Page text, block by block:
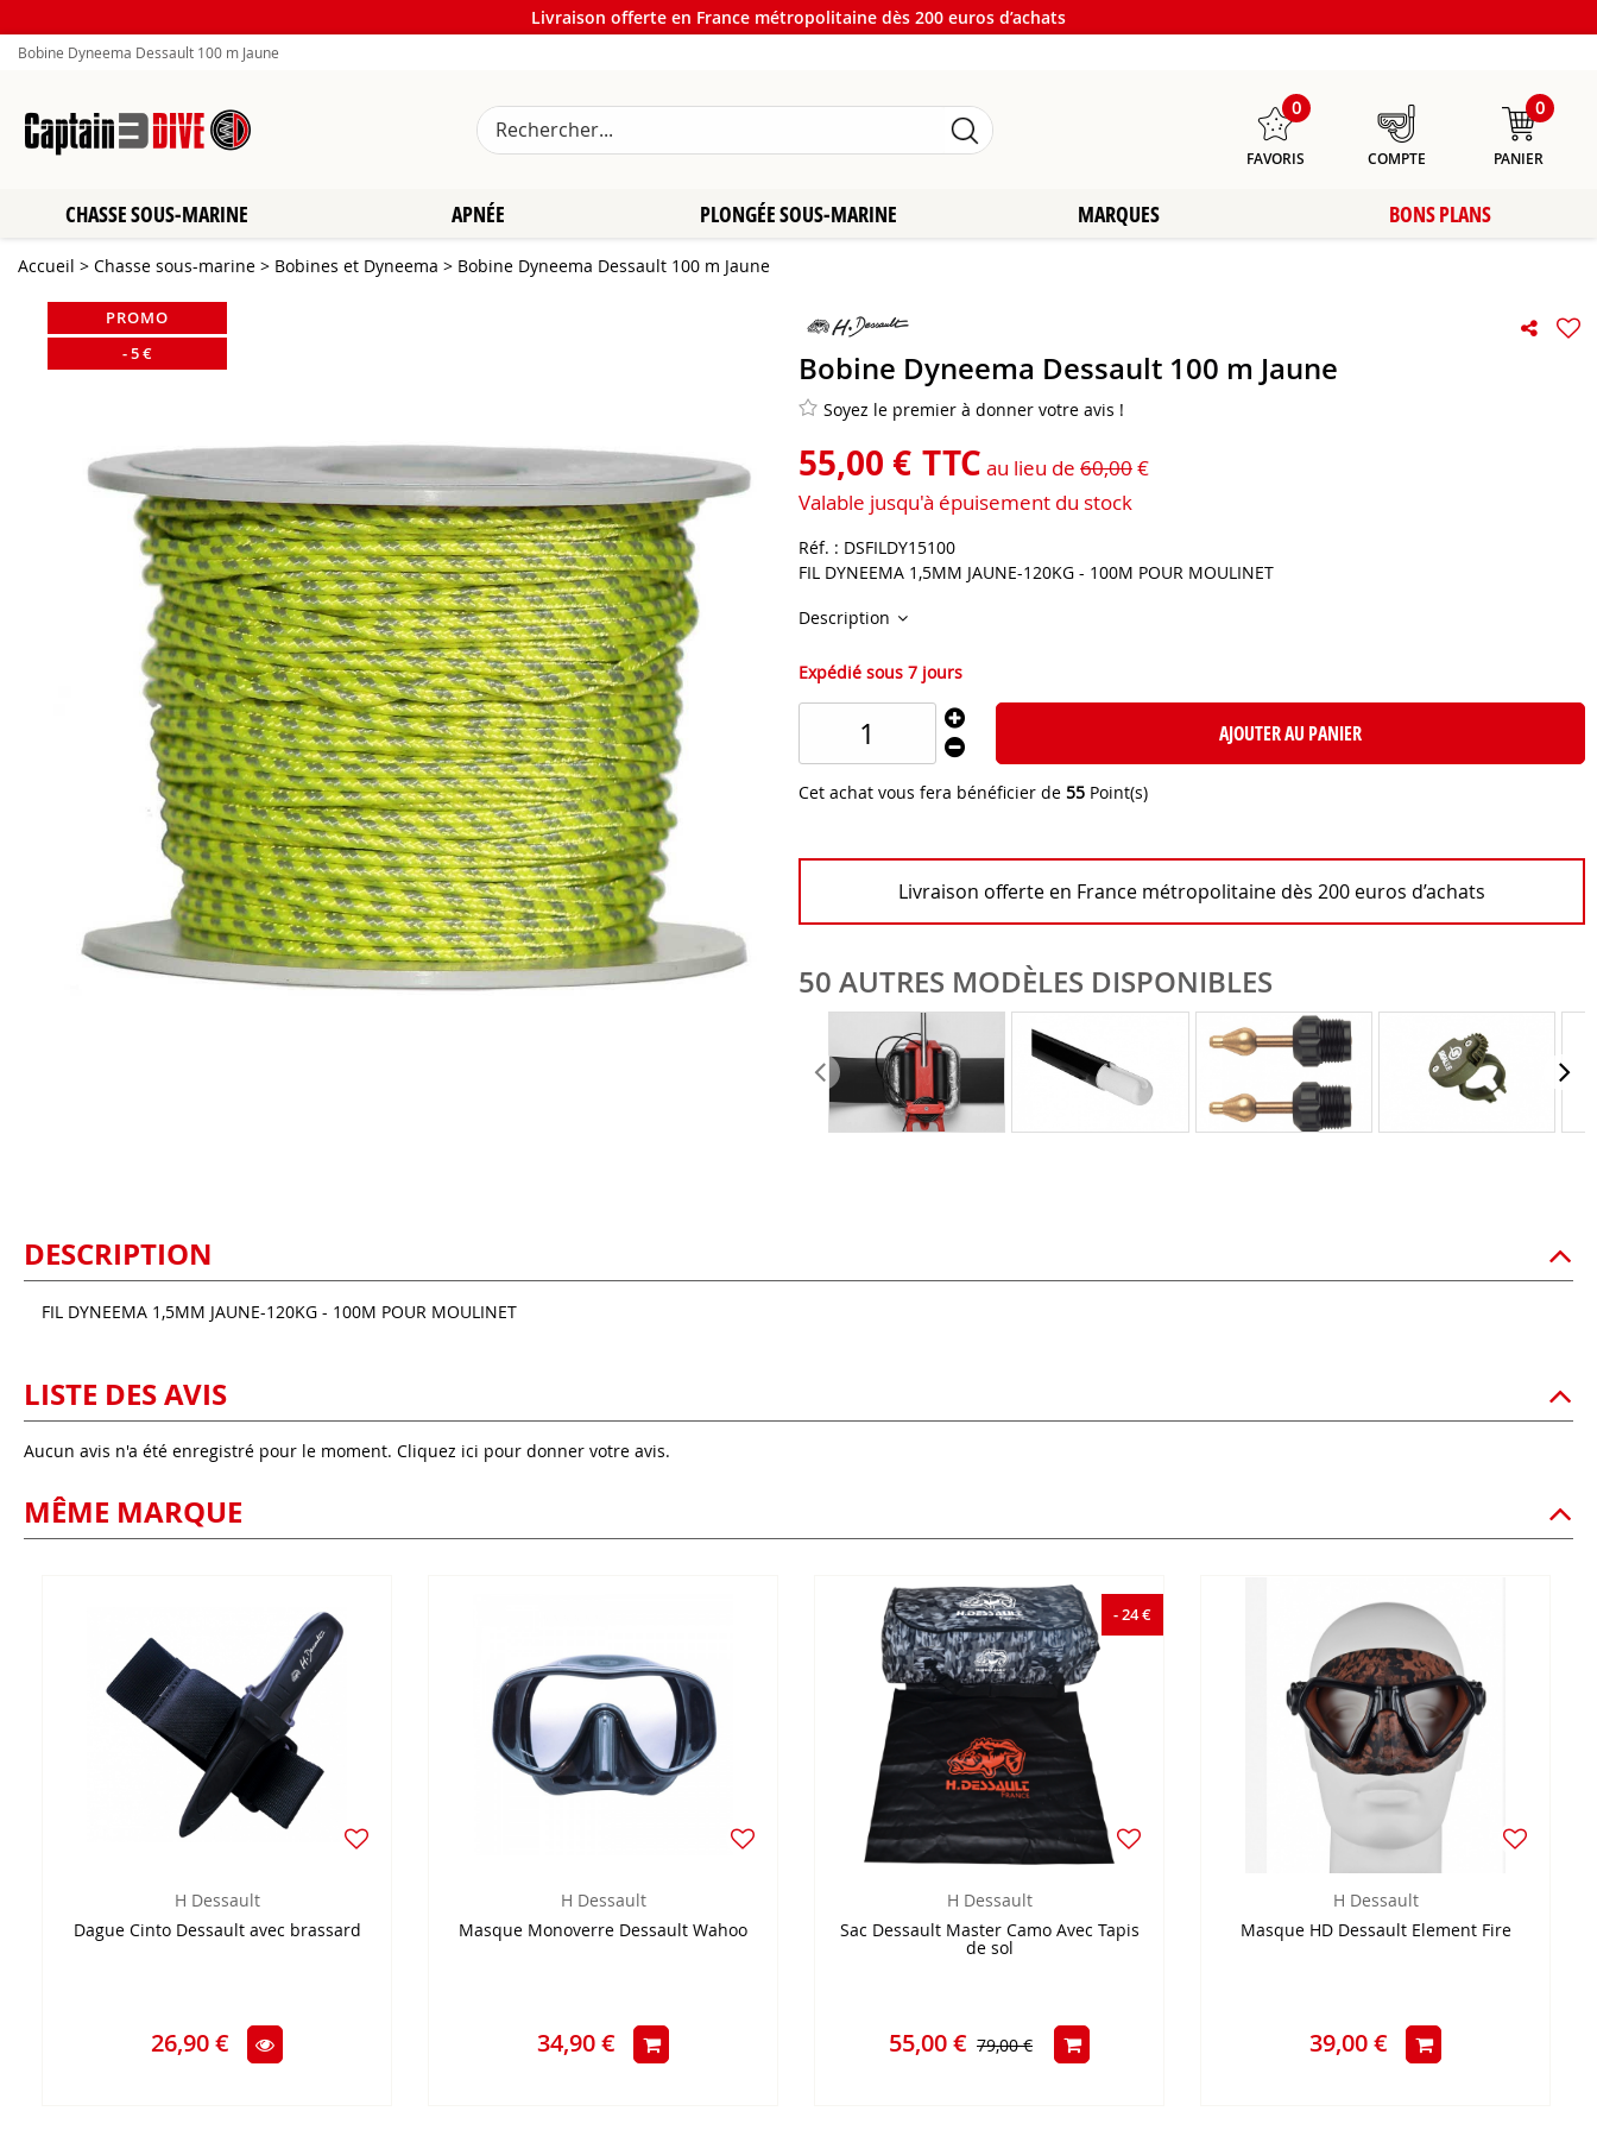
Livraison offerte en France métropolitaine dès 200 euros d’achats
Bobine Dyneema Dessault 100 m Jaune
0
FAVORIS COMPTE
0
PANIER
CHASSE SOUS-MARINE APNÉE PLONGÉE SOUS-MARINE MARQUES BONS PLANS
Accueil > Chasse sous-marine > Bobines et Dyneema > Bobine Dyneema Dessault 100 m Jaune
PROMO
-5€ Bobine Dyneema Dessault 100 m Jaune
Soyez le premier à donner votre avis !
55,00 € TTC au lieu de 60,00€
Valable jusqu'à épuisement du stock
Réf. : DSFILDY15100
FIL DYNEEMA 1,5MM JAUNE-120KG - 100M POUR MOULINET
Description
Expédié sous 7 jours
AJOUTER AU PANIER
Cet achat vous fera bénéficier de 55 Point(s)
Livraison offerte en France métropolitaine dès 200 euros d’achats
50 AUTRES MODÈLES DISPONIBLES
DESCRIPTION
FIL DYNEEMA 1,5MM JAUNE-120KG - 100M POUR MOULINET
LISTE DES AVIS
Aucun avis n'a été enregistré pour le moment. Cliquez ici pour donner votre avis.
MÊME MARQUE
H Dessault
Dague Cinto Dessault avec brassard
26,90 €
H Dessault
Masque Monoverre Dessault Wahoo
34,90 €
- 24 €
H Dessault
Sac Dessault Master Camo Avec Tapis
de sol
55,00 € 79,00 €
H Dessault
Masque HD Dessault Element Fire
39,00 €